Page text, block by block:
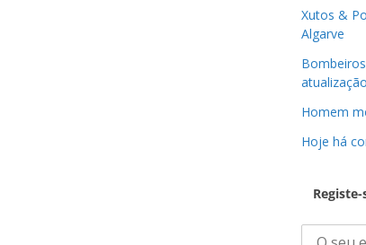
Xutos &
Algarve
Homem
Hoje há